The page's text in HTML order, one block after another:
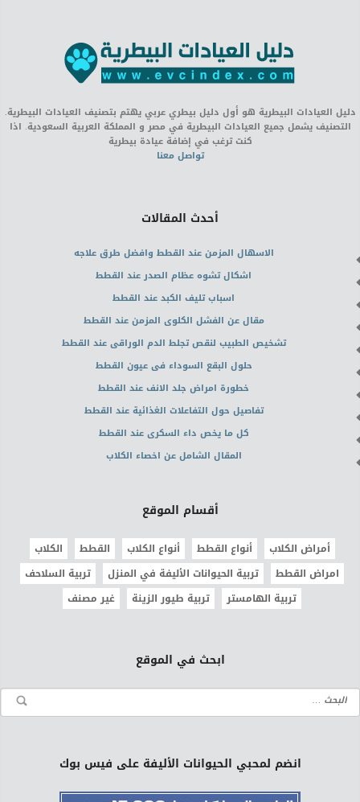
دليل العيادات البيطرية هو أول دليل بيطري عربي يهتم بتصنيف العيادات البيطرية.
التصنيف يشمل جميع العيادات البيطرية في مصر و المملكة العربية السعودية. اذا
كنت ترغب في إضافة عيادة بيطرية
تواصل معنا
أحدث المقالات
الاسهال المزمن عند القطط وافضل طرق علاجه
اشكال تشوه عظام الصدر عند القطط
اسباب تليف الكبد عند القطط
مقال عن الفشل الكلوى المزمن عند القطط
تشخيص الطبيب لنقص تجلط الدم الوراقى عند القطط
حلول البقع السوداء فى عيون القطط
خطورة امراض جلد الانف عند القطط
تفاصيل حول التفاعلات الغذائية عند القطط
كل ما يخص داء السكرى عند القطط
المقال الشامل عن اخصاء الكلاب
أقسام الموقع
أمراض الكلاب أنواع القطط أنواع الكلاب القطط
الكلاب
امراض القطط
تربية الحيوانات الأليفة في المنزل
تربية السلاحف
تربية الهامستر
تربية طيور الزينة غير مصنف
ابحث في الموقع
انضم لمحبي الحيوانات الأليفة على فيس بوك